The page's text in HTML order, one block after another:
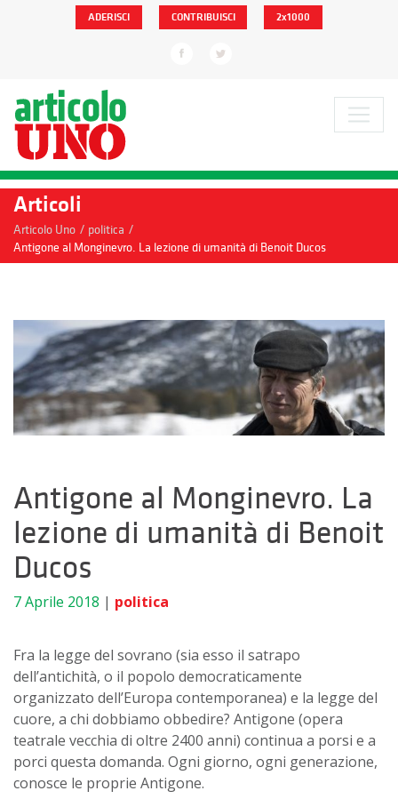
ADERISCI CONTRIBUISCI 2x1000
Articoli
Articolo Uno / politica /
Antigone al Monginevro. La lezione di umanità di Benoit Ducos
Antigone al Monginevro. La
lezione di umanità di Benoit
Ducos
7 Aprile 2018 | politica
Fra la legge del sovrano (sia esso il satrapo
dell’antichità, o il popolo democraticamente
organizzato dell’Europa contemporanea) e la legge del
cuore, a chi dobbiamo obbedire? Antigone (opera
teatrale vecchia di oltre 2400 anni) continua a porsi e a
porci questa domanda. Ogni giorno, ogni generazione,
conosce le proprie Antigone.